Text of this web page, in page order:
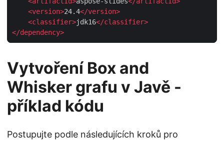
<version>24.4</version>
<classifier>jdk16</classifier>
</dependency>
Vytvoření Box and
Whisker grafu v Javě -
příklad kódu
Postupujte podle následujících kroků pro